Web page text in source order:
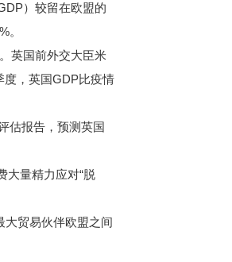
）较留在欧盟的
。
英国前外交大臣米
度，英国GDP比疫情
估报告，预测英国
大量精力应对“脱
贸易伙伴欧盟之间